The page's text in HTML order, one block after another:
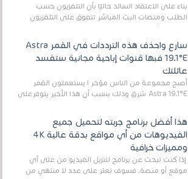
بناءً على الاعتقاد السائد حاليًا بأن التلفزيون حسب
الطلب ومنصات البث المباشر تتفوق على التلفزيون
الرقمي الأرضي التقليدي، يُعدّ IPTV-org خيار...
سارع واحذف هذه الترددات في القمر Astra
19.1°E فبها قنوات إباحية مجانية ستفسد
عائلتك
أصبح مجموعة من الناس مؤخر ا يستعملون القمر
Astra 19.1°E شرق وذلك بسبب أن هذا الأخير يتوفرعلى
هذا أفضل برنامج جربته لتحميل جميع
الفيديوهات من أي مواقع بدقة عالية 4K
ومميزات خرافية
إذا كنت تبحث عن برنامج لتنزيل الفيديو من على أي
موقع أو منصة، فسوف تعثر على عدد لا منتهي من